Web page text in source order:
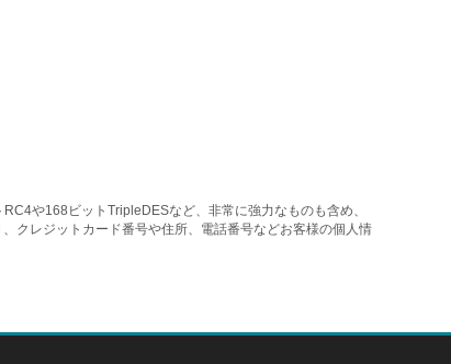
や168ビットTripleDESなど、非常に強力なものも含め、
クレジットカード番号や住所、電話番号などお客様の個人情